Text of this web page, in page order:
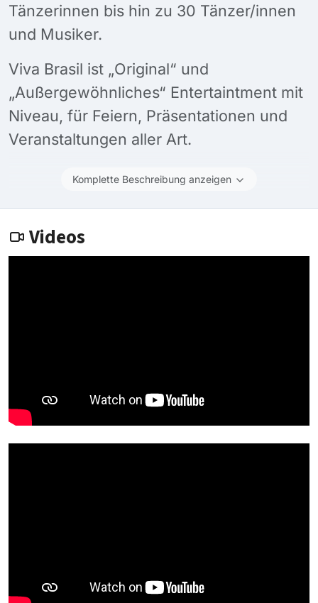
Tänzerinnen bis hin zu 30 Tänzer/innen
und Musiker.
Viva Brasil ist „Original“ und
„Außergewöhnliches“ Entertaintment mit
Niveau, für Feiern, Präsentationen und
Veranstaltungen aller Art.
Komplette Beschreibung anzeigen
Videos